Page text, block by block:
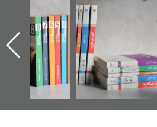
تصنيف موضوعي
للوثائق البريطانية
يقدمه «مركز أوال»
في سلسلة من 5
كتب
تصدر حصاد
الساحات 2019